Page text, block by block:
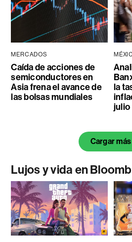
MERCADOS
Caída de acciones de
semiconductores en
Asia frena el avance de
las bolsas mundiales
la
julio
Cargar más
Lujos y vida en